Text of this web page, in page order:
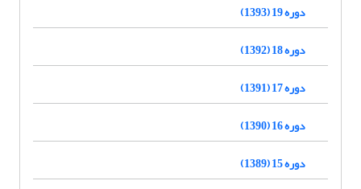
دوره 19 (1393)
دوره 18 (1392)
دوره 17 (1391)
دوره 16 (1390)
دوره 15 (1389)